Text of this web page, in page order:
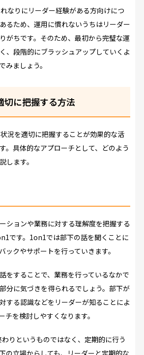
なりにリーダー経験がある方向けにつ
るため、運用に慣れないうちはリーダー
がちです。そのため、最初から完璧な運
、段階的にブラッシュアップしていくよ
みましょう。
切に把握する方法
況を適切に把握することが効果的な活
。具体的なアプローチとして、どのよう
します。
ションや業務に対する理解度を把握する
です。1on1では部下の話を聞くことに
ックやサポートを行っていきます。
をすることで、業務を行っているなかで
分に気づきを得られるでしょう。部下が
する認識などをリーダーが知ることによ
チを検討しやすくなります。
りというものではなく、定期的に行う